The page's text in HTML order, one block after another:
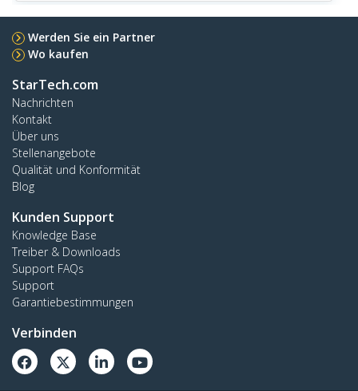
Werden Sie ein Partner
Wo kaufen
StarTech.com
Nachrichten
Kontakt
Über uns
Stellenangebote
Qualität und Konformität
Blog
Kunden Support
Knowledge Base
Treiber & Downloads
Support FAQs
Support
Garantiebestimmungen
Verbinden